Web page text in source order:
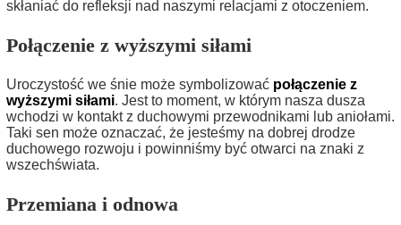
skłaniać do refleksji nad naszymi relacjami z otoczeniem.
Połączenie z wyższymi siłami
Uroczystość we śnie może symbolizować połączenie z
wyższymi siłami. Jest to moment, w którym nasza dusza
wchodzi w kontakt z duchowymi przewodnikami lub aniołami.
Taki sen może oznaczać, że jesteśmy na dobrej drodze
duchowego rozwoju i powinniśmy być otwarci na znaki z
wszechświata.
Przemiana i odnowa